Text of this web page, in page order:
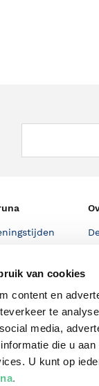
van cookies
content en
te
media,
die u
U kunt op
.